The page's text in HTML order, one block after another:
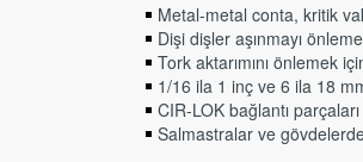
Metal-metal conta, kritik
Dişi dişler aşınmayı
Tork aktarımını önlemek
1/16 ila 1 inç ve 6 ila 18
CIR-LOK bağlantı
Salmastralar ve